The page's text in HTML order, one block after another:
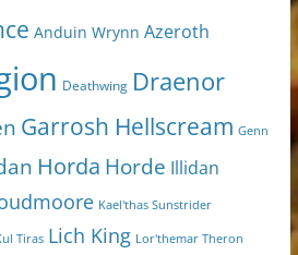
Anduin Wrynn Azeroth
Deathwing Draenor
Garrosh Hellscream Genn
Horda Horde Illidan
Kael'thas Sunstrider
Tiras Lich King Lor'themar Theron